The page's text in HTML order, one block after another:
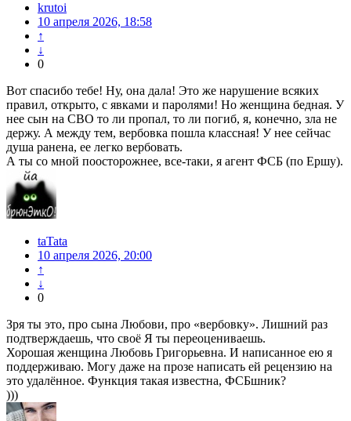
krutoi
10 апреля 2026, 18:58
↑
↓
0
Вот спасибо тебе! Ну, она дала! Это же нарушение всяких
правил, открыто, с явками и паролями! Но женщина бедная. У
нее сын на СВО то ли пропал, то ли погиб, я, конечно, зла не
держу. А между тем, вербовка пошла классная! У нее сейчас
душа ранена, ее легко вербовать.
А ты со мной поосторожнее, все-таки, я агент ФСБ (по Ершу).
taTata
10 апреля 2026, 20:00
↑
↓
0
Зря ты это, про сына Любови, про «вербовку». Лишний раз
подтверждаешь, что своё Я ты переоцениваешь.
Хорошая женщина Любовь Григорьевна. И написанное ею я
поддерживаю. Могу даже на прозе написать ей рецензию на
это удалённое. Функция такая известна, ФСБшник?
)))